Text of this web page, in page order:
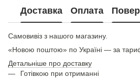
Доставка Оплата
Самовивіз з нашого магазину.
«Новою поштою» по Україні — за
Детальніше про доставку
Готівкою при отриманні